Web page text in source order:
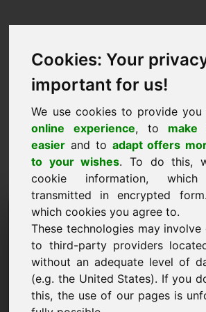
Cookies: Your
important for us!
We use cookies to provide you
online experience, to make
easier and to adapt offers
to your wishes. To do this,
cookie information,
transmitted in encrypted
which cookies you agree to.
These technologies may
to third-party providers
without an adequate level of
(e.g. the United States). If you
this, the use of our pages is
اسم الشركة